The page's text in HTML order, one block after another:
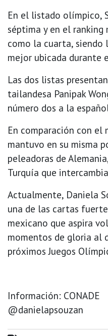
En el listado olímpico,
séptima y en el ranking
como la cuarta, siendo
mejor ubicada durante
Las dos listas
tailandesa Panipak
número dos a la
En comparación con el
mantuvo en su misma
peleadoras de
Turquía que
Actualmente, Daniela
una de las cartas
mexicano que aspira
momentos de gloria al
próximos Juegos
Información:
@danielapsouzan